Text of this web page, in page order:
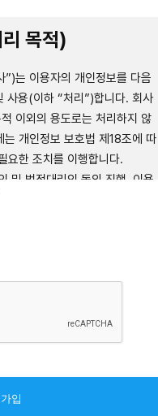
하 “회사”)가 데스크톱용, 랩탑
스와 관련하여 회사와 이용자
의 서비스 이용절차 등 회사와
는 다음과 같습니다.
스크톱용, 랩탑용, 모바일용 어
목적)
는 이용자의 개인정보를 다음
사용(이하 “처리”)합니다. 회사
이외의 용도로는 처리하지 않
개인정보 보호법 제18조에 따
요한 조치를 이행합니다.
및 법정대리인 동의 진행, 이용
스의 원활한 운영에 지장을 주
민원처리 등 이용자 보호 및 서
, 서비스 이용에 대한 통계, 서
스 제공 및 광고 게재 등
포함)에 더하여, 인구통계학적
기존 서비스 개선